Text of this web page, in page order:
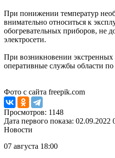
При понижении температур
внимательно относиться к
обогревательных приборов, не
электросети.
При возникновении
оперативные службы области по
Фото с сайта freepik.com
Просмотров: 1148
Дата первого показа: 02.09.2022
Новости
07 августа 18:00